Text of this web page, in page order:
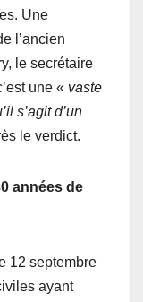
Une
l’ancien
le secrétaire
une « vaste
s’agit d’un
le verdict.
années de
12 septembre
ayant